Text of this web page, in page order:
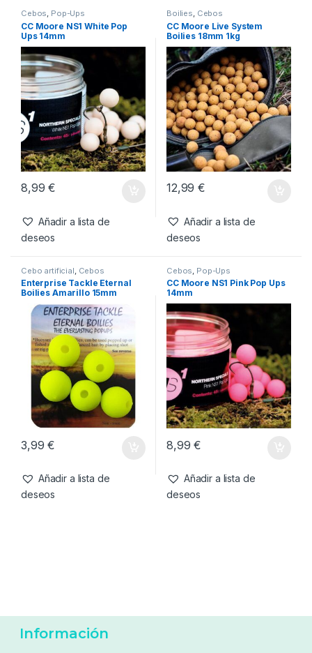
SKU:0702811670129 Categorías:
Pop-Ups
Productos relacionados
Cebos ,Pop-Ups
CC Moore NS1 White Pop
8,99€
Añadir a lista de
deseos
Boilies Cebos
CC Moore Live System
12,99€
Añadir a lista de
deseos
Cebo artificial
Enterprise Tackle Eternal
3,99€
Cebos ,Pop-Ups
CC Moore NS1 Pink Pop Ups
8,99€